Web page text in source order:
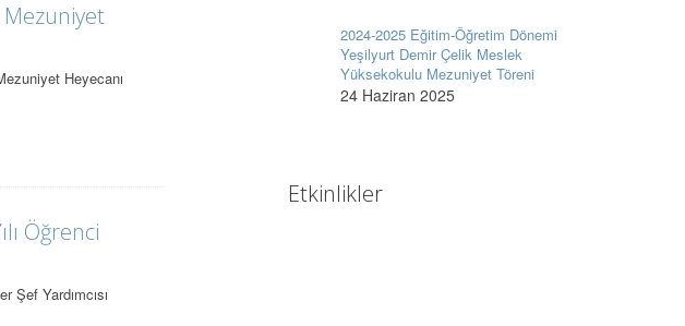
Heyecanı
Öğrenci
Yardımcısı
2024-2025 Eğitim-Öğretim Dönemi
Yeşilyurt Demir Çelik Meslek
Yüksekokulu Mezuniyet Töreni
24 Haziran 2025
Etkinlikler